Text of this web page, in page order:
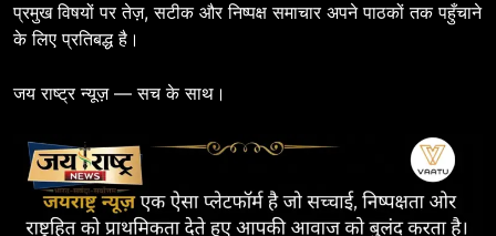
प्रमुख विषयों पर तेज़, सटीक और निष्पक्ष समाचार अपने पाठकों तक पहुँचाने
के लिए प्रतिबद्ध है।
जय राष्ट्र न्यूज़ — सच के साथ।